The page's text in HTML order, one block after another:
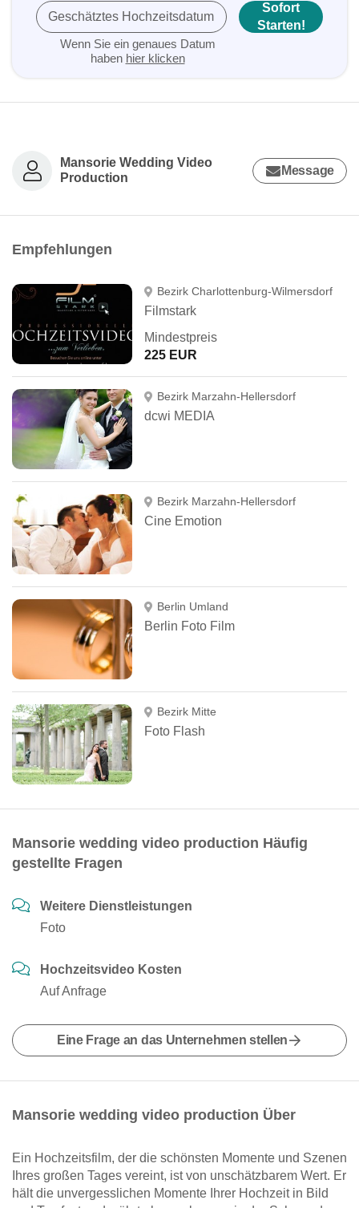
Geschätztes Hochzeitsdatum
Wenn Sie ein genaues Datum
haben hier klicken
Sofort
Starten!
Mansorie Wedding Video
Production
Message
Empfehlungen
Bezirk Charlottenburg-Wilmersdorf
Filmstark
Mindestpreis
225 EUR
Bezirk Marzahn-Hellersdorf
dcwi MEDIA
Bezirk Marzahn-Hellersdorf
Cine Emotion
Berlin Umland
Berlin Foto Film
Bezirk Mitte
Foto Flash
Mansorie wedding video production Häufig
gestellte Fragen
Weitere Dienstleistungen
Foto
Hochzeitsvideo Kosten
Auf Anfrage
Eine Frage an das Unternehmen stellen
Mansorie wedding video production Über
Ein Hochzeitsfilm, der die schönsten Momente und Szenen
Ihres großen Tages vereint, ist von unschätzbarem Wert. Er
hält die unvergesslichen Momente Ihrer Hochzeit in Bild